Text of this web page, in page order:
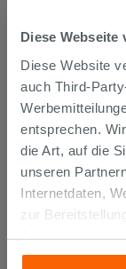
Diese Webseite
Diese Website
auch Third-
entsprechen.
die Art, auf die
unseren
Internetdaten,
zur
Analyse
anderen
Erw
IN